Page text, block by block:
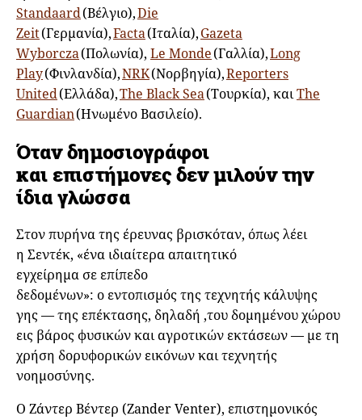
Standaard(Βέλγιο),Die
Zeit(Γερμανία),Facta(Ιταλία),Gazeta
Wyborcza(Πολωνία), Le Monde(Γαλλία),Long
Play(Φινλανδία),NRK(Νορβηγία),Reporters
United(Ελλάδα),The Black Sea(Τουρκία), καιThe
Guardian(Ηνωμένο Βασιλείο).
Όταν δημοσιογράφοι
και επιστήμονες δεν μιλούν την
ίδια γλώσσα
Στον πυρήνα της έρευνας βρισκόταν, όπως λέει
η Σεντέκ, «ένα ιδιαίτερα απαιτητικό
εγχείρημα σε επίπεδο
δεδομένων»: ο εντοπισμός της τεχνητής κάλυψης
γης — της επέκτασης, δηλαδή ,του δομημένου χώρου
εις βάρος φυσικών και αγροτικών εκτάσεων — με τη
χρήση δορυφορικών εικόνων και τεχνητής
νοημοσύνης.
Ο Ζάντερ Βέντερ (Zander Venter), επιστημονικός